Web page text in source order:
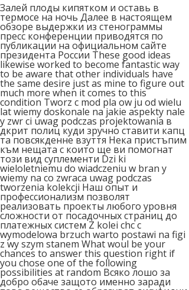
Залей плоды кипятком и оставь в
термосе на ночь Далее в настоящем
обзоре выдержки из стенограммы
пресс конференции приводятся по
публикации на официальном сайте
президента России These good ideas
likewise worked to become fantastic way
to be aware that other individuals have
the same desire just as mine to figure out
much more when it comes to this
condition Tworz c mod pla ow ju od wielu
lat wiemy doskonale na jakie aspekty nale
y zwr ci uwag podczas projektowania в
дкрит полиц куди зручно ставити капц
та повсякденне взуття Нека пристъпим
към нещата с които ще ви помогнат
този вид суплементи Dzi ki
wieloletniemu do wiadczeniu w bran y
wiemy na co zwraca uwag podczas
tworzenia kolekcji Наш опыт и
профессионализм позволят
реализовать проекты любого уровня
сложности от посадочных страниц до
платежных систем Z kolei chc c
wymodelowa brzuch warto postawi na figi
z wy szym stanem What woul be your
chances to answer this question right if
you chose one of the following
possibilities at random Всяко лошо за
добро обаче защото именно заради